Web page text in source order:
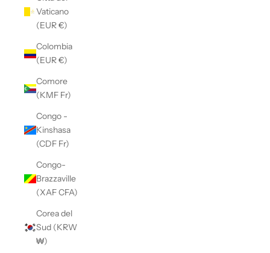
Vaticano
(EUR €)
Colombia
(EUR €)
Comore
(KMF Fr)
Congo -
Kinshasa
(CDF Fr)
Congo-
Brazzaville
(XAF CFA)
Corea del
Sud (KRW
₩)